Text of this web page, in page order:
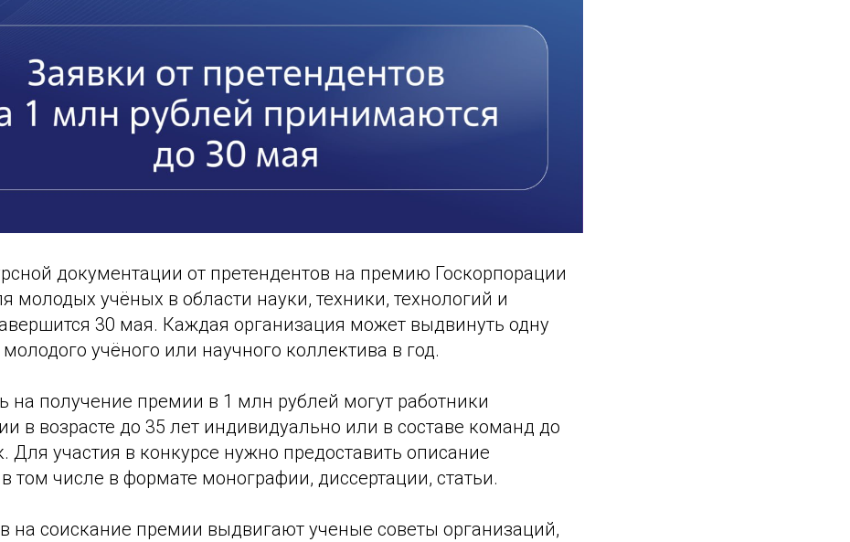
документации от претендентов на премию Госкорпорации
молодых учёных в области науки, техники, технологий и
30 мая. Каждая организация может выдвинуть одну
учёного или научного коллектива в год.
на получение премии в 1 млн рублей могут работники
в возрасте до 35 лет индивидуально или в составе команд до
Для участия в конкурсе нужно предоставить описание
том числе в формате монографии, диссертации, статьи.
на соискание премии выдвигают ученые советы организаций,